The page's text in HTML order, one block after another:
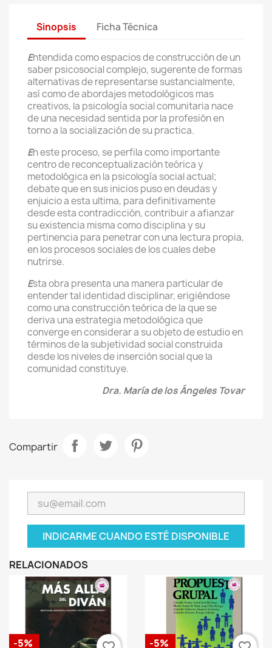
Sinopsis Ficha Técnica
Entendida como espacios de construcción de un
saber psicosocial complejo, sugerente de formas
alternativas de representarse sustancialmente,
así como de abordajes metodológicos mas
creativos, la psicología social comunitaria nace
de una necesidad sentida por la profesión en
torno a la socialización de su practica.
En este proceso, se perfila como importante
centro de reconceptualización teórica y
metodológica en la psicología social actual;
debate que en sus inicios puso en deudas y
enjuicio a esta ultima, para definitivamente
desde esta contradicción, contribuir a afianzar
su existencia misma como disciplina y su
pertinencia para penetrar con una lectura propia,
en los procesos sociales de los cuales debe
nutrirse.
Esta obra presenta una manera particular de
entender tal identidad disciplinar, erigiéndose
como una construcción teórica de la que se
deriva una estrategia metodológica que
converge en considerar a su objeto de estudio en
términos de la subjetividad social construida
desde los niveles de inserción social que la
comunidad constituye.
Dra. María de los Ángeles Tovar
Compartir
INDICARME CUANDO ESTÉ DISPONIBLE
RELACIONADOS
-5% -5%